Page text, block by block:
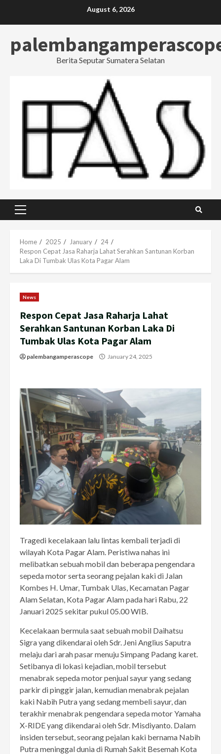
August 6, 2026
Berita Seputar Sumatera Selatan
Primary
Home 2025 January
24
Respon Cepat Jasa Raharja Lahat Serahkan Santunan Korban
Laka Di Tumbak Ulas Kota Pagar Alam
News
Respon Cepat Jasa Raharja Lahat
Serahkan Santunan Korban Laka Di
Tumbak Ulas Kota Pagar Alam
palembangamperascope January 24, 2025
Tragedi kecelakaan lalu lintas kembali terjadi di
wilayah Kota Pagar Alam. Peristiwa nahas ini
melibatkan sebuah mobil dan beberapa pengendara
sepeda motor serta seorang pejalan kaki di Jalan
Kombes H. Umar, Tumbak Ulas, Kecamatan Pagar
Alam Selatan, Kota Pagar Alam pada hari Rabu, 22
Januari 2025 sekitar pukul 05.00 WIB.
Kecelakaan bermula saat sebuah mobil Daihatsu
Sigra yang dikendarai oleh Sdr. Jeni Anglius Saputra
melaju dari arah pasar menuju Simpang Padang karet.
Setibanya di lokasi kejadian, mobil tersebut
menabrak sepeda motor penjual sayur yang sedang
parkir di pinggir jalan, kemudian menabrak pejalan
kaki Nabih Putra yang sedang membeli sayur, dan
terakhir menabrak pengendara sepeda motor Yamaha
X-RIDE yang dikendarai oleh Sdr. Misdiyanto. Dalam
insiden tersebut, seorang pejalan kaki bernama Nabih
Putra meninggal dunia di Rumah Sakit Besemah Kota